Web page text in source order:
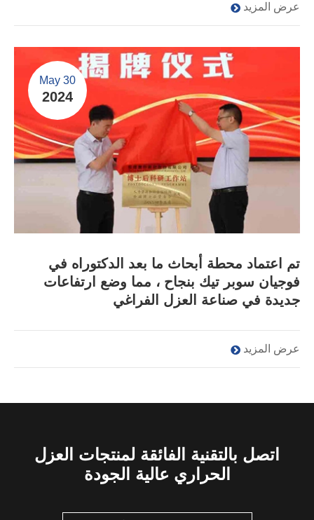
عرض المزيد
May 30
2024
تم اعتماد محطة أبحاث ما بعد الدكتوراه في
فوجيان سوبر تيك بنجاح ، مما وضع ارتفاعات
جديدة في صناعة العزل الفراغي
عرض المزيد
اتصل بالتقنية الفائقة لمنتجات العزل
الحراري عالية الجودة